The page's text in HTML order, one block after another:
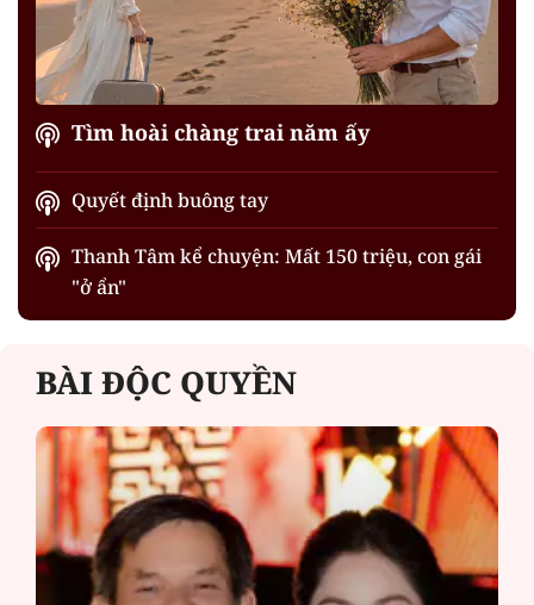
Tìm hoài chàng trai năm ấy
Quyết định buông tay
Thanh Tâm kể chuyện: Mất 150 triệu, con gái
"ở ẩn"
BÀI ĐỘC QUYỀN